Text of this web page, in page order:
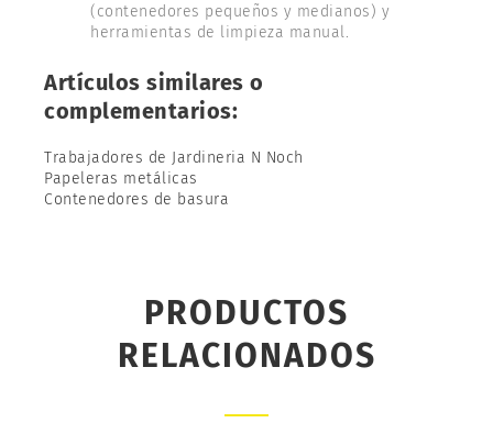
(contenedores pequeños y medianos) y
herramientas de limpieza manual.
Artículos similares o
complementarios:
Trabajadores de Jardineria N Noch
Papeleras metálicas
Contenedores de basura
PRODUCTOS
RELACIONADOS